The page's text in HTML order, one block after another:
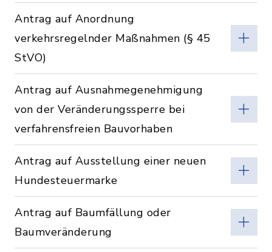
Antrag auf Anordnung
verkehrsregelnder Maßnahmen (§ 45
StVO)
Antrag auf Ausnahmegenehmigung
von der Veränderungssperre bei
verfahrensfreien Bauvorhaben
Antrag auf Ausstellung einer neuen
Hundesteuermarke
Antrag auf Baumfällung oder
Baumveränderung